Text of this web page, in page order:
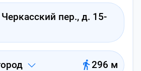
пер., д. 15-
296 м